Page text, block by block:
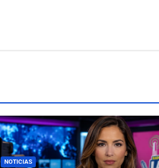
NOTICIAS